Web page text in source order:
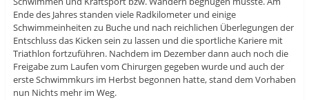
Ende des Jahres standen viele Radkilometer und einige
Schwimmeinheiten zu Buche und nach reichlichen Überlegungen der
Entschluss das Kicken sein zu lassen und die sportliche Kariere mit
Triathlon fortzuführen. Nachdem im Dezember dann auch noch die
Freigabe zum Laufen vom Chirurgen gegeben wurde und auch der
erste Schwimmkurs im Herbst begonnen hatte, stand dem Vorhaben
nun Nichts mehr im Weg.